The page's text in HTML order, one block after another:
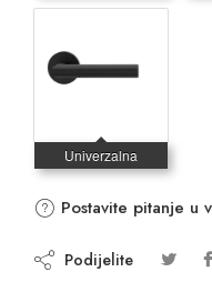
Postavite pitanje u
Podijelite